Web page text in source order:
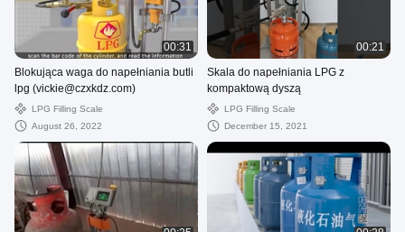
00:31
Blokująca waga do napełniania butli
lpg (vickie@czxkdz.com)
LPG Filling Scale
August 26, 2022
00:21
Skala do napełniania LPG z
kompaktową dyszą
LPG Filling Scale
December 15, 2021